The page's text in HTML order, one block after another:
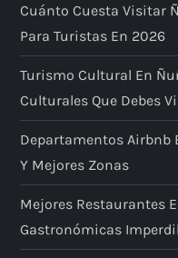
Cuánto Cuesta Visitar
Para Turistas En 2026
Turismo Cultural En
Culturales Que Debes
Departamentos Airbnb
Y Mejores Zonas
Mejores Restaurantes
Gastronómicas